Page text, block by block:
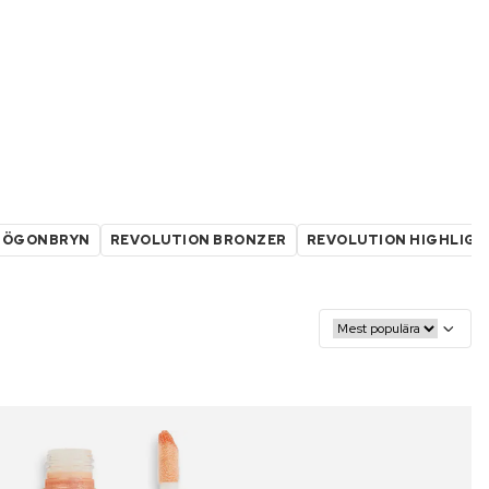
REVOLUTION BRONZER REVOLUTION